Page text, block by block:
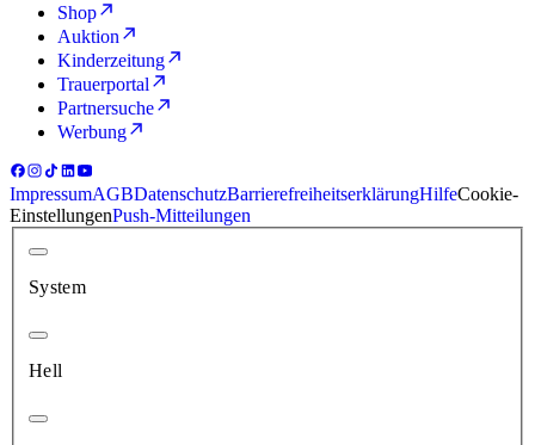
Shop
Auktion
Kinderzeitung
Trauerportal
Partnersuche
Werbung
ImpressumAGBDatenschutzBarrierefreiheitserklärungHilfeCookie-
EinstellungenPush-Mitteilungen
System
Hell